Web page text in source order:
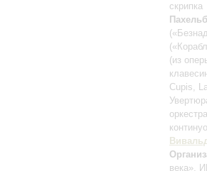
скрипка
(из
Cupis,
века»,